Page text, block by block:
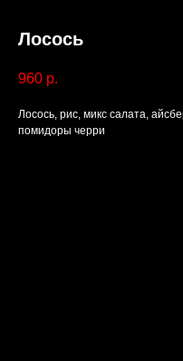
Лосось
960 р.
Лосось, рис, микс салата,
помидоры черри